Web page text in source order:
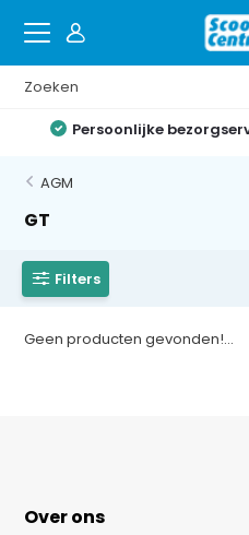
Persoonlijke
AGM
GT
Filters
Geen producten gevonden!...
Over ons